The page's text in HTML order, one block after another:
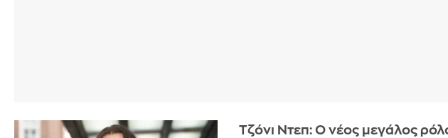
Τζόνι Ντεπ: Ο νέος μεγάλος